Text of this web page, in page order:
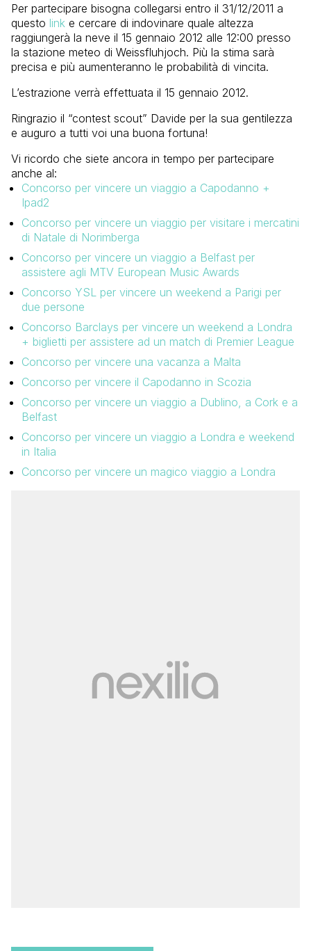
Per partecipare bisogna collegarsi entro il 31/12/2011 a
questo link e cercare di indovinare quale altezza
raggiungerà la neve il 15 gennaio 2012 alle 12:00 presso
la stazione meteo di Weissfluhjoch. Più la stima sarà
precisa e più aumenteranno le probabilità di vincita.
L’estrazione verrà effettuata il 15 gennaio 2012.
Ringrazio il “contest scout” Davide per la sua gentilezza
e auguro a tutti voi una buona fortuna!
Vi ricordo che siete ancora in tempo per partecipare
anche al:
Concorso per vincere un viaggio a Capodanno +
Ipad2
Concorso per vincere un viaggio per visitare i mercatini
di Natale di Norimberga
Concorso per vincere un viaggio a Belfast per
assistere agli MTV European Music Awards
Concorso YSL per vincere un weekend a Parigi per
due persone
Concorso Barclays per vincere un weekend a Londra
+ biglietti per assistere ad un match di Premier League
Concorso per vincere una vacanza a Malta
Concorso per vincere il Capodanno in Scozia
Concorso per vincere un viaggio a Dublino, a Cork e a
Belfast
Concorso per vincere un viaggio a Londra e weekend
in Italia
Concorso per vincere un magico viaggio a Londra